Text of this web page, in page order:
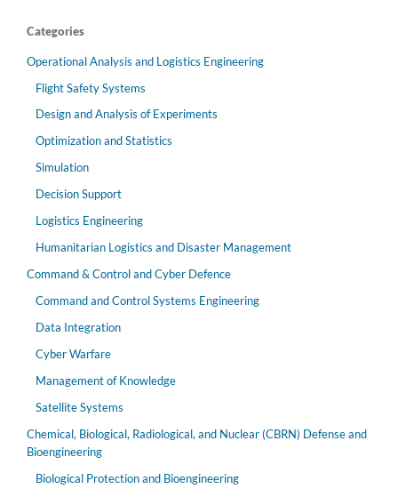
Categories
Operational Analysis and Logistics Engineering
Flight Safety Systems
Design and Analysis of Experiments
Optimization and Statistics
Simulation
Decision Support
Logistics Engineering
Humanitarian Logistics and Disaster Management
Command & Control and Cyber Defence
Command and Control Systems Engineering
Data Integration
Cyber Warfare
Management of Knowledge
Satellite Systems
Chemical, Biological, Radiological, and Nuclear (CBRN) Defense and
Bioengineering
Biological Protection and Bioengineering